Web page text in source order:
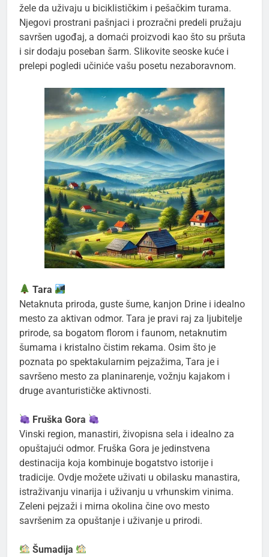
žele da uživaju u biciklističkim i pešačkim turama.
Njegovi prostrani pašnjaci i prozračni predeli pružaju
savršen ugođaj, a domaći proizvodi kao što su pršuta
i sir dodaju poseban šarm. Slikovite seoske kuće i
prelepi pogledi učiniće vašu posetu nezaboravnom.
Tara
Netaknuta priroda, guste šume, kanjon Drine i idealno
mesto za aktivan odmor. Tara je pravi raj za ljubitelje
prirode, sa bogatom florom i faunom, netaknutim
šumama i kristalno čistim rekama. Osim što je
poznata po spektakularnim pejzažima, Tara je i
savršeno mesto za planinarenje, vožnju kajakom i
druge avanturističke aktivnosti.
Fruška Gora
Vinski region, manastiri, živopisna sela i idealno za
opuštajući odmor. Fruška Gora je jedinstvena
destinacija koja kombinuje bogatstvo istorije i
tradicije. Ovdje možete uživati u obilasku manastira,
istraživanju vinarija i uživanju u vrhunskim vinima.
Zeleni pejzaži i mirna okolina čine ovo mesto
savršenim za opuštanje i uživanje u prirodi.
Šumadija